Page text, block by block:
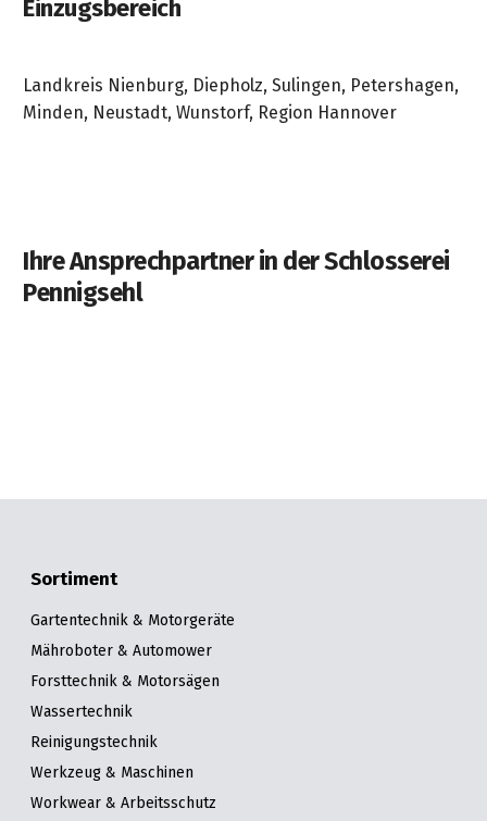
Einzugsbereich
Landkreis Nienburg, Diepholz, Sulingen, Petershagen,
Minden, Neustadt, Wunstorf, Region Hannover
Ihre Ansprechpartner in der Schlosserei
Pennigsehl
Sortiment
Gartentechnik & Motorgeräte
Mähroboter & Automower
Forsttechnik & Motorsägen
Wassertechnik
Reinigungstechnik
Werkzeug & Maschinen
Workwear & Arbeitsschutz